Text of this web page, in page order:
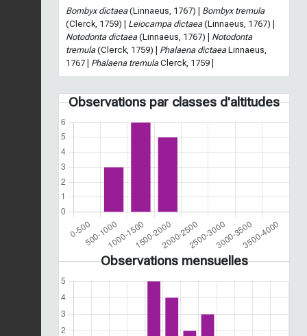
Bombyx dictaea(Linnaeus, 1767) | Bombyx tremula
(Clerck, 1759) | Leiocampa dictaea(Linnaeus, 1767) |
Notodonta dictaea(Linnaeus, 1767) | Notodonta
tremula(Clerck, 1759) | Phalaena dictaeaLinnaeus,
1767 | Phalaena tremulaClerck, 1759 |
Observations par classes d'altitudes
Observations mensuelles